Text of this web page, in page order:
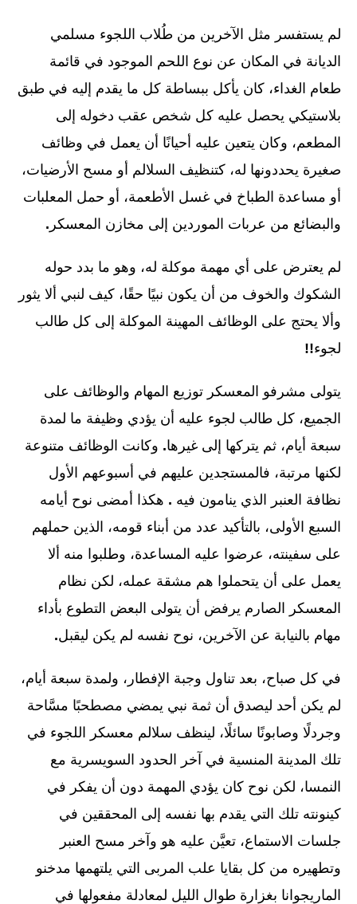
لم يستفسر مثل الآخرين من طُلاب اللجوء مسلمي
الديانة في المكان عن نوع اللحم الموجود في قائمة
طعام الغداء، كان يأكل ببساطة كل ما يقدم إليه في طبق
بلاستيكي يحصل عليه كل شخص عقب دخوله إلى
المطعم، وكان يتعين عليه أحيانًا أن يعمل في وظائف
صغيرة يحددونها له، كتنظيف السلالم أو مسح الأرضيات،
أو مساعدة الطباخ في غسل الأطعمة، أو حمل المعلبات
والبضائع من عربات الموردين إلى مخازن المعسكر .
لم يعترض على أي مهمة موكلة له، وهو ما بدد حوله
الشكوك والخوف من أن يكون نبيًا حقًا، كيف لنبي ألا يثور
وألا يحتج على الوظائف المهينة الموكلة إلى كل طالب
لجوء!!
يتولى مشرفو المعسكر توزيع المهام والوظائف على
الجميع، كل طالب لجوء عليه أن يؤدي وظيفة ما لمدة
سبعة أيام، ثم يتركها إلى غيرها. وكانت الوظائف متنوعة
لكنها مرتبة، فالمستجدين عليهم في أسبوعهم الأول
نظافة العنبر الذي ينامون فيه . هكذا أمضى نوح أيامه
السبع الأولى، بالتأكيد عدد من أبناء قومه، الذين حملهم
على سفينته، عرضوا عليه المساعدة، وطلبوا منه ألا
يعمل على أن يتحملوا هم مشقة عمله، لكن نظام
المعسكر الصارم يرفض أن يتولى البعض التطوع بأداء
مهام بالنيابة عن الآخرين، نوح نفسه لم يكن ليقبل.
في كل صباح، بعد تناول وجبة الإفطار، ولمدة سبعة أيام،
لم يكن أحد ليصدق أن ثمة نبي يمضي مصطحبًا مسَّاحة
وجردلًا وصابونًا سائلًا، لينظف سلالم معسكر اللجوء في
تلك المدينة المنسية في آخر الحدود السويسرية مع
النمسا، لكن نوح كان يؤدي المهمة دون أن يفكر في
كينونته تلك التي يقدم بها نفسه إلى المحققين في
جلسات الاستماع، تعيَّن عليه هو وآخر مسح العنبر
وتطهيره من كل بقايا علب المربى التي يلتهمها مدخنو
الماريجوانا بغزارة طوال الليل لمعادلة مفعولها في